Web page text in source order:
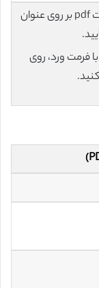
برای دانلود رایگان مقاله انگلیسی با فرمت pdf بر روی عنوان
فرمت ورد، روی